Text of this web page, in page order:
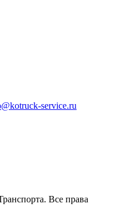
service.ru
Все права